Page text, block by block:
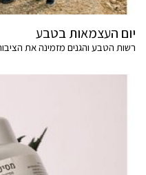
יום העצמאות בטבע
רשות הטבע והגנים מזמינה את